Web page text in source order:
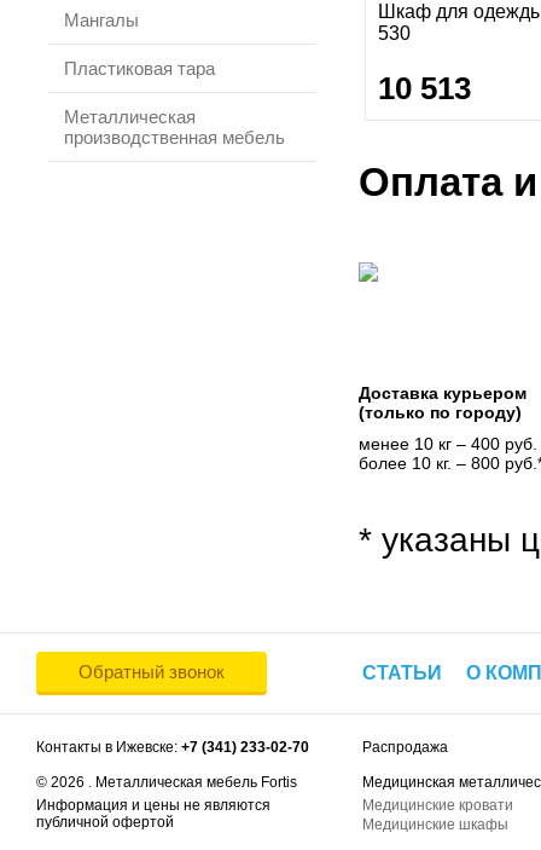
Мангалы
Пластиковая тара
Металлическая
производственная мебель
Шкаф для
530
10 513
Оплата
Доставка курьером
(только по городу)
менее 10 кг – 400 руб.
более 10 кг. – 800
* указаны
Обратный звонок СТАТЬИ О
Контакты в Ижевске: +7 (341) 233-02-70
© 2026 . Металлическая мебель Fortis
Информация и цены не являются
публичной офертой
Распродажа
Медицинская
Медицинские кровати
Медицинские шкафы